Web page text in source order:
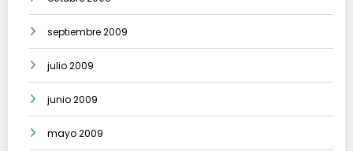
septiembre 2009
julio 2009
junio 2009
mayo 2009